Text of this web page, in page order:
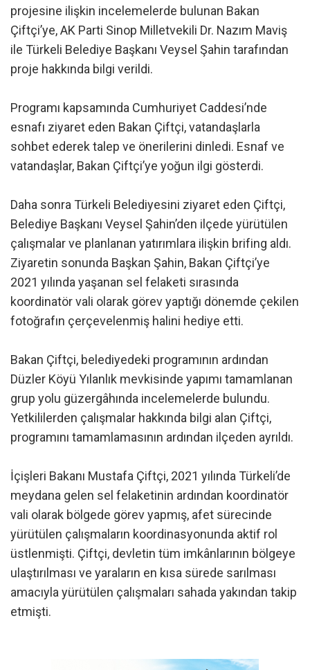
projesine ilişkin incelemelerde bulunan Bakan
Çiftçi’ye, AK Parti Sinop Milletvekili Dr. Nazım Maviş
ile Türkeli Belediye Başkanı Veysel Şahin tarafından
proje hakkında bilgi verildi.
Programı kapsamında Cumhuriyet Caddesi’nde
esnafı ziyaret eden Bakan Çiftçi, vatandaşlarla
sohbet ederek talep ve önerilerini dinledi. Esnaf ve
vatandaşlar, Bakan Çiftçi’ye yoğun ilgi gösterdi.
Daha sonra Türkeli Belediyesini ziyaret eden Çiftçi,
Belediye Başkanı Veysel Şahin’den ilçede yürütülen
çalışmalar ve planlanan yatırımlara ilişkin brifing aldı.
Ziyaretin sonunda Başkan Şahin, Bakan Çiftçi’ye
2021 yılında yaşanan sel felaketi sırasında
koordinatör vali olarak görev yaptığı dönemde çekilen
fotoğrafın çerçevelenmiş halini hediye etti.
Bakan Çiftçi, belediyedeki programının ardından
Düzler Köyü Yılanlık mevkisinde yapımı tamamlanan
grup yolu güzergâhında incelemelerde bulundu.
Yetkililerden çalışmalar hakkında bilgi alan Çiftçi,
programını tamamlamasının ardından ilçeden ayrıldı.
İçişleri Bakanı Mustafa Çiftçi, 2021 yılında Türkeli’de
meydana gelen sel felaketinin ardından koordinatör
vali olarak bölgede görev yapmış, afet sürecinde
yürütülen çalışmaların koordinasyonunda aktif rol
üstlenmişti. Çiftçi, devletin tüm imkânlarının bölgeye
ulaştırılması ve yaraların en kısa sürede sarılması
amacıyla yürütülen çalışmaları sahada yakından takip
etmişti.